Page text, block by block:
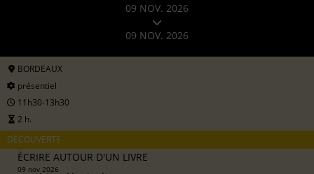
09 NOV. 2026
09 NOV. 2026
BORDEAUX
présentiel
11h30-13h30
2 h.
DÉCOUVERTE
ÉCRIRE AUTOUR D'UN LIVRE
09 nov 2026